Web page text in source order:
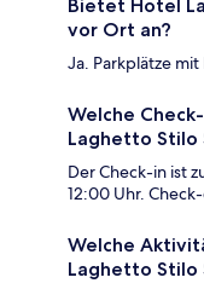
Bietet Hotel
vor Ort an?
Ja. Parkplätze mit
Welche
Laghetto Stilo
Der Check-in ist
12:00 Uhr.
Welche
Laghetto Stilo